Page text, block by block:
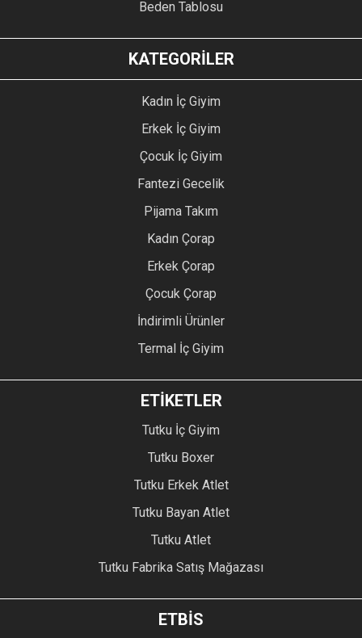
Beden Tablosu
KATEGORİLER
Kadın İç Giyim
Erkek İç Giyim
Çocuk İç Giyim
Fantezi Gecelik
Pijama Takım
Kadın Çorap
Erkek Çorap
Çocuk Çorap
İndirimli Ürünler
Termal İç Giyim
ETİKETLER
Tutku İç Giyim
Tutku Boxer
Tutku Erkek Atlet
Tutku Bayan Atlet
Tutku Atlet
Tutku Fabrika Satış Mağazası
ETBİS